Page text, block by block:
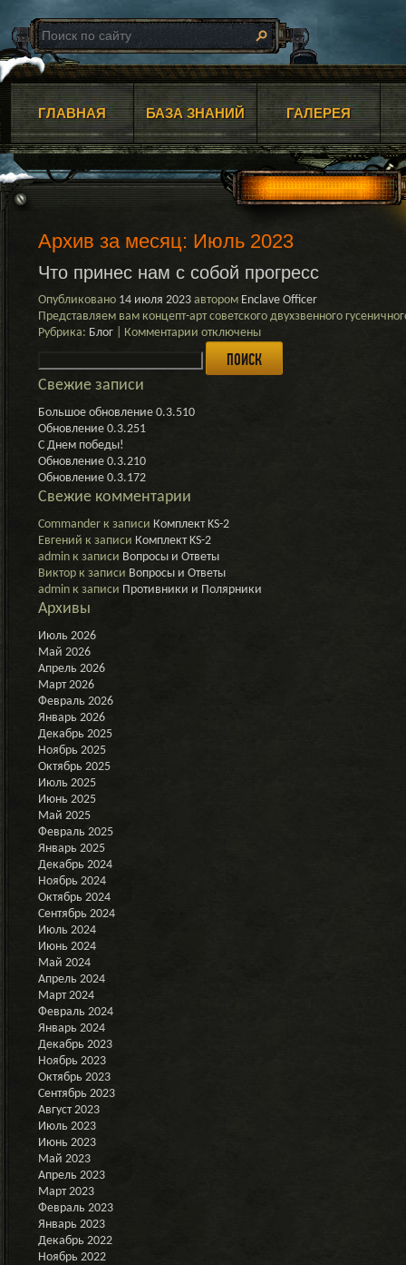
ГЛАВНАЯ БАЗА ЗНАНИЙ ГАЛЕРЕЯ
Архив за месяц: Июль 2023
Что принес нам с собой прогресс
Опубликовано 14 июля 2023 автором Enclave Officer
Представляем вам концепт-арт советского двухзвенного
Рубрика: Блог Комментарии к
записи
Что
отключены
Свежие записи
Большое обновление 0.3.510
Обновление 0.3.251
С Днем победы!
Обновление 0.3.210
Обновление 0.3.172
Свежие комментарии
Commander к записи Комплект KS-2
Евгений к записи Комплект KS-2
admin к записи Вопросы и Ответы
Виктор к записи Вопросы и Ответы
admin к записи Противники и Полярники
Архивы
Июль 2026
Май 2026
Апрель 2026
Март 2026
Февраль 2026
Январь 2026
Декабрь 2025
Ноябрь 2025
Октябрь 2025
Июль 2025
Июнь 2025
Май 2025
Февраль 2025
Январь 2025
Декабрь 2024
Ноябрь 2024
Октябрь 2024
Сентябрь 2024
Июль 2024
Июнь 2024
Май 2024
Апрель 2024
Март 2024
Февраль 2024
Январь 2024
Декабрь 2023
Ноябрь 2023
Октябрь 2023
Сентябрь 2023
Август 2023
Июль 2023
Июнь 2023
Май 2023
Апрель 2023
Март 2023
Февраль 2023
Январь 2023
Декабрь 2022
Ноябрь 2022